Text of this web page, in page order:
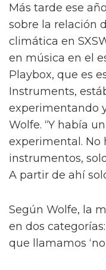
Más tarde ese
sobre la relación
climática en
en música en el
Playbox, que es
Instruments,
experimentando
Wolfe. “Y había
experimental. No
instrumentos,
A partir de ahí
Según Wolfe, la
en dos
que llamamos